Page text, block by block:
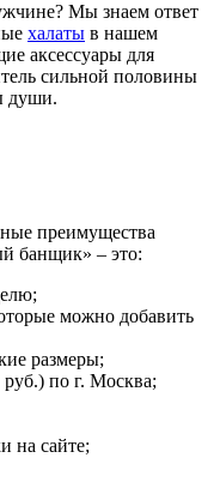
Мы знаем ответ
халаты в нашем
аксессуары для
сильной половины
души.
преимущества
банщик» – это:
можно добавить
размеры;
руб.) по г. Москва;
на сайте;